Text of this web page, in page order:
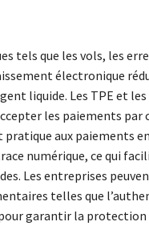
tels que les vols, les
électronique
liquide. Les TPE et
les paiements par
aux paiements
numérique, ce qui
Les entreprises
telles que
garantir la protection